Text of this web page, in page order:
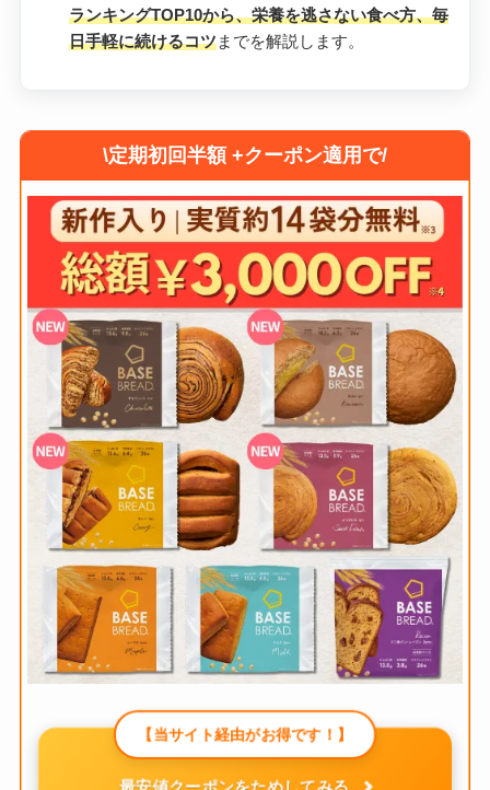
ランキングTOP10から、栄養を逃さない食べ方、毎
日手軽に続けるコツまでを解説します。
\定期初回半額 +クーポン適用で/
【当サイト経由がお得です！】